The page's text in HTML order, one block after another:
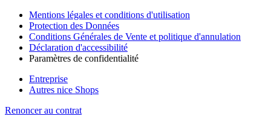
Mentions légales et conditions d'utilisation
Protection des Données
Conditions Générales de Vente et politique d'annulation
Déclaration d'accessibilité
Paramètres de confidentialité
Entreprise
Autres nice Shops
Renoncer au contrat